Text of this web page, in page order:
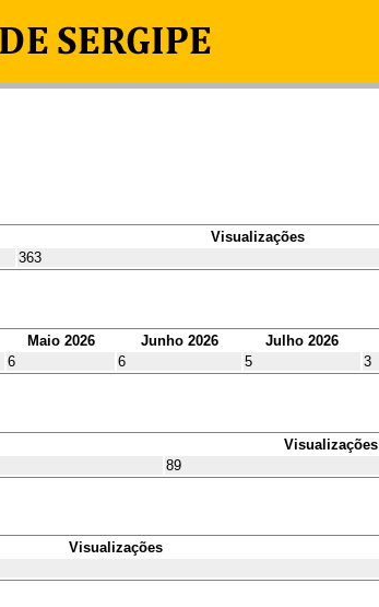
Visualizações
363
Maio 2026 Junho 2026 Julho 2026
6 6 5 3
Visualizações
89
Visualizações